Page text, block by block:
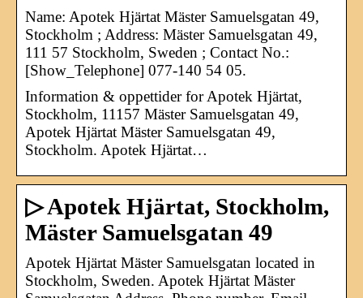
Name: Apotek Hjärtat Mäster Samuelsgatan 49,
Stockholm ; Address: Mäster Samuelsgatan 49,
111 57 Stockholm, Sweden ; Contact No.:
[Show_Telephone] 077-140 54 05.
Information & oppettider for Apotek Hjärtat,
Stockholm, 11157 Mäster Samuelsgatan 49,
Apotek Hjärtat Mäster Samuelsgatan 49,
Stockholm. Apotek Hjärtat…
▷ Apotek Hjärtat, Stockholm,
Mäster Samuelsgatan 49
Apotek Hjärtat Mäster Samuelsgatan located in
Stockholm, Sweden. Apotek Hjärtat Mäster